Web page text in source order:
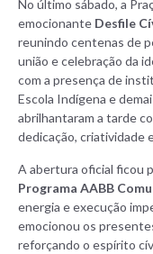
No último sábado, a
emocionante Desfile
reunindo centenas de
união e celebração da
com a presença de
Escola Indígena e
abrilhantaram a tarde
dedicação, criatividade
A abertura oficial ficou
Programa AABB
energia e execução
emocionou os
reforçando o espírito